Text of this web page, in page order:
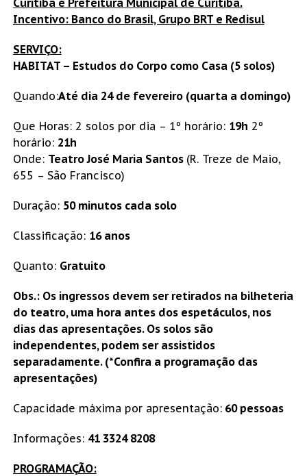
Incentivo: Banco do Brasil, Grupo BRT e Redisul
SERVIÇO:
HABITAT – Estudos do Corpo como Casa (5 solos)
Quando:Até dia 24 de fevereiro (quarta a domingo)
Que Horas: 2 solos por dia – 1º horário: 19h 2º
horário: 21h
Onde: Teatro José Maria Santos (R. Treze de Maio,
655 – São Francisco)
Duração: 50 minutos cada solo
Classificação: 16 anos
Quanto: Gratuito
Obs.: Os ingressos devem ser retirados na bilheteria
do teatro, uma hora antes dos espetáculos, nos
dias das apresentações. Os solos são
independentes, podem ser assistidos
separadamente. (*Confira a programação das
apresentações)
Capacidade máxima por apresentação:60 pessoas
Informações: 41 3324 8208
PROGRAMAÇÃO: